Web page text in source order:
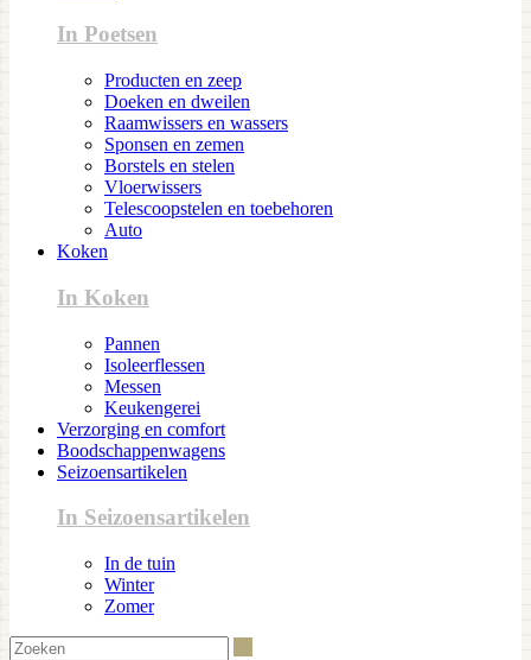
In Poetsen
Producten en zeep
Doeken en dweilen
Raamwissers en wassers
Sponsen en zemen
Borstels en stelen
Vloerwissers
Telescoopstelen en toebehoren
Auto
Koken
In Koken
Pannen
Isoleerflessen
Messen
Keukengerei
Verzorging en comfort
Boodschappenwagens
Seizoensartikelen
In Seizoensartikelen
In de tuin
Winter
Zomer